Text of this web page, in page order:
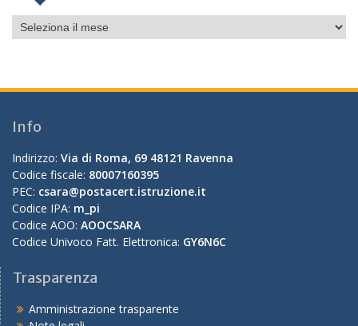
Archivio
mensile
Info
Indirizzo: Via di Roma, 69 48121 Ravenna
Codice fiscale: 80007160395
PEC: csara@postacert.istruzione.it
Codice IPA: m_pi
Codice AOO: AOOCSARA
Codice Univoco Fatt. Elettronica: GY6N6C
Trasparenza
Amministrazione trasparente